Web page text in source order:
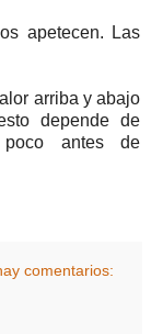
apetecen. Las
arriba y abajo
depende de
poco antes de
comentarios: